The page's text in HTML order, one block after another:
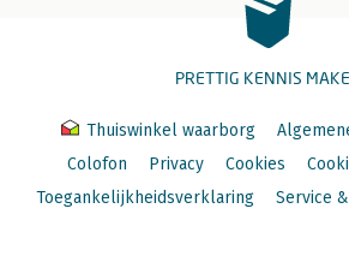
PRETTIG KENNIS
Thuiswinkel waarborg
Colofon
Privacy Cookies
Toegankelijkheidsverklaring
Service